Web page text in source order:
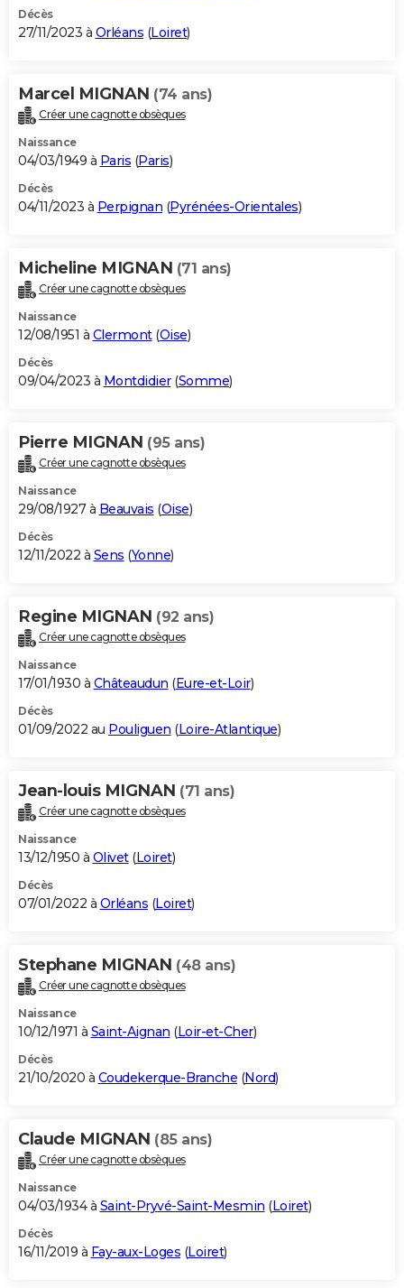
Décès
27/11/2023 à Orléans (Loiret)
Marcel MIGNAN (74 ans)
Créer une cagnotte obsèques
Naissance
04/03/1949 à Paris (Paris)
Décès
04/11/2023 à Perpignan (Pyrénées-Orientales)
Micheline MIGNAN (71 ans)
Créer une cagnotte obsèques
Naissance
12/08/1951 à Clermont(Oise)
Décès
09/04/2023 à Montdidier(Somme)
Pierre MIGNAN (95 ans)
Créer une cagnotte obsèques
Naissance
29/08/1927 à Beauvais (Oise)
Décès
12/11/2022 à Sens (Yonne)
Regine MIGNAN (92 ans)
Créer une cagnotte obsèques
Naissance
17/01/1930 à Châteaudun (Eure-et-Loir)
Décès
01/09/2022 au Pouliguen (Loire-Atlantique)
Jean-louis MIGNAN (71 ans)
Créer une cagnotte obsèques
Naissance
13/12/1950 à Olivet(Loiret)
Décès
07/01/2022 à Orléans (Loiret)
Stephane MIGNAN (48 ans)
Créer une cagnotte obsèques
Naissance
10/12/1971 à Saint-Aignan (Loir-et-Cher)
Décès
21/10/2020 à Coudekerque-Branche (Nord)
Claude MIGNAN (85 ans)
Créer une cagnotte obsèques
Naissance
04/03/1934 à Saint-Pryvé-Saint-Mesmin (Loiret)
Décès
16/11/2019 à Fay-aux-Loges (Loiret)